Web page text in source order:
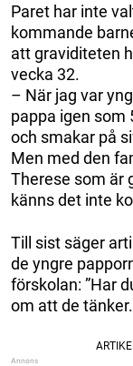
Paret har inte
kommande
att graviditeten
vecka 32.
– När jag var
pappa igen som
och smakar på
Men med den
Therese som är
känns det inte
Till sist säger
de yngre
förskolan: ”Har
om att de tänker.